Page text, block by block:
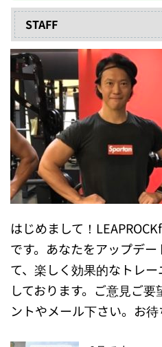
STAFF
はじめまして！
です。あなたをアップデ
て、楽しく効果的なトレ
しております。ご意見ご
ントやメール下さい。お待